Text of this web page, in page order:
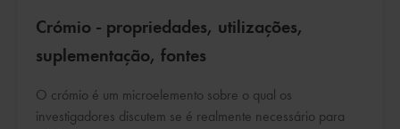
Crómio - propriedades, utilizações,
suplementação, fontes
O crómio é um microelemento sobre o qual os
investigadores discutem se é realmente necessário para